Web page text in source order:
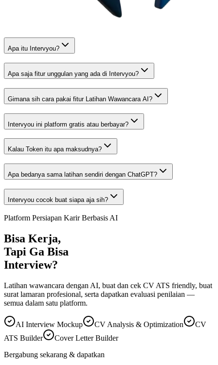
Apa itu Intervyou?
Apa saja fitur unggulan yang ada di Intervyou?
Gimana sih cara pakai fitur Latihan Wawancara AI?
Intervyou ini platform gratis atau berbayar?
Kalau Token itu apa maksudnya?
Apa bedanya sama latihan sendiri dengan ChatGPT?
Intervyou cocok buat siapa aja sih?
Platform Persiapan Karir Berbasis AI
Bisa Kerja,
Tapi Ga Bisa
Interview?
Latihan wawancara dengan AI, buat dan cek CV ATS friendly, buat
surat lamaran profesional, serta dapatkan evaluasi penilaian —
semua dalam satu platform.
AI Interview Mockup CV Analysis & Optimization
CV
ATS Builder
Cover Letter Builder
Bergabung sekarang & dapatkan